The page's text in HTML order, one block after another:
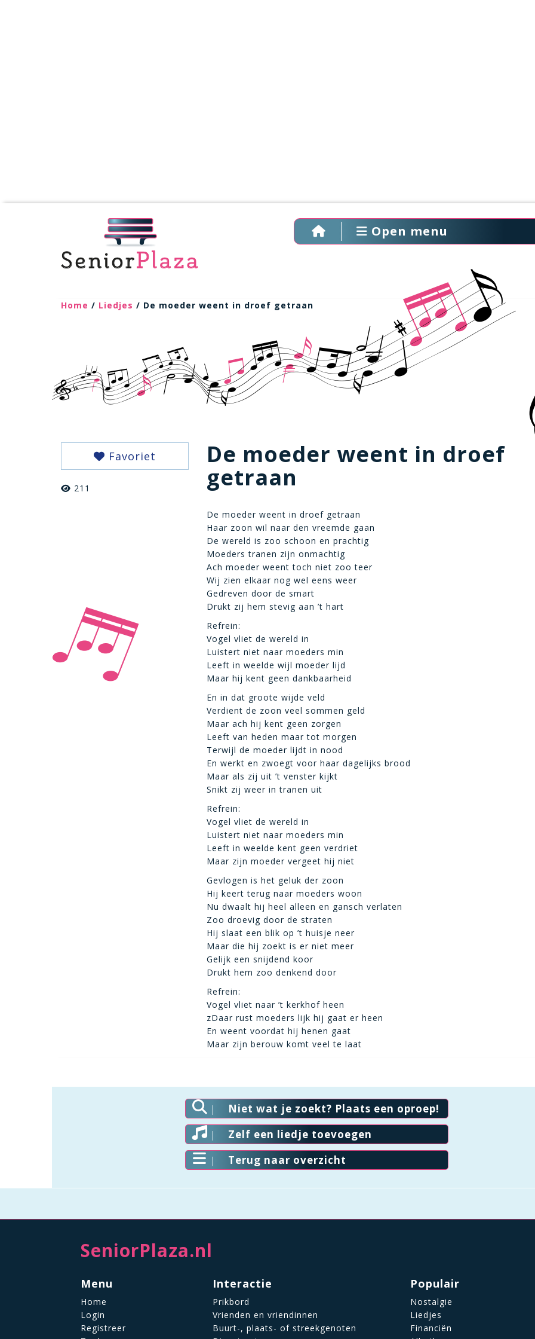
Open menu
Home / Liedjes / De moeder weent in droef getraan
Favoriet
211
De moeder weent in droef
getraan
De moeder weent in droef getraan
Haar zoon wil naar den vreemde gaan
De wereld is zoo schoon en prachtig
Moeders tranen zijn onmachtig
Ach moeder weent toch niet zoo teer
Wij zien elkaar nog wel eens weer
Gedreven door de smart
Drukt zij hem stevig aan ’t hart
Refrein:
Vogel vliet de wereld in
Luistert niet naar moeders min
Leeft in weelde wijl moeder lijd
Maar hij kent geen dankbaarheid
En in dat groote wijde veld
Verdient de zoon veel sommen geld
Maar ach hij kent geen zorgen
Leeft van heden maar tot morgen
Terwijl de moeder lijdt in nood
En werkt en zwoegt voor haar dagelijks brood
Maar als zij uit ’t venster kijkt
Snikt zij weer in tranen uit
Refrein:
Vogel vliet de wereld in
Luistert niet naar moeders min
Leeft in weelde kent geen verdriet
Maar zijn moeder vergeet hij niet
Gevlogen is het geluk der zoon
Hij keert terug naar moeders woon
Nu dwaalt hij heel alleen en gansch verlaten
Zoo droevig door de straten
Hij slaat een blik op ’t huisje neer
Maar die hij zoekt is er niet meer
Gelijk een snijdend koor
Drukt hem zoo denkend door
Refrein:
Vogel vliet naar ’t kerkhof heen
zDaar rust moeders lijk hij gaat er heen
En weent voordat hij henen gaat
Maar zijn berouw komt veel te laat
Niet wat je zoekt? Plaats een oproep!
Zelf een liedje toevoegen
Terug naar overzicht
SeniorPlaza.nl
Menu
Home
Login
Registreer
Interactie
Prikbord
Vrienden en vriendinnen
Buurt-, plaats- of streekgenoten
Populair
Nostalgie
Liedjes
Financiën